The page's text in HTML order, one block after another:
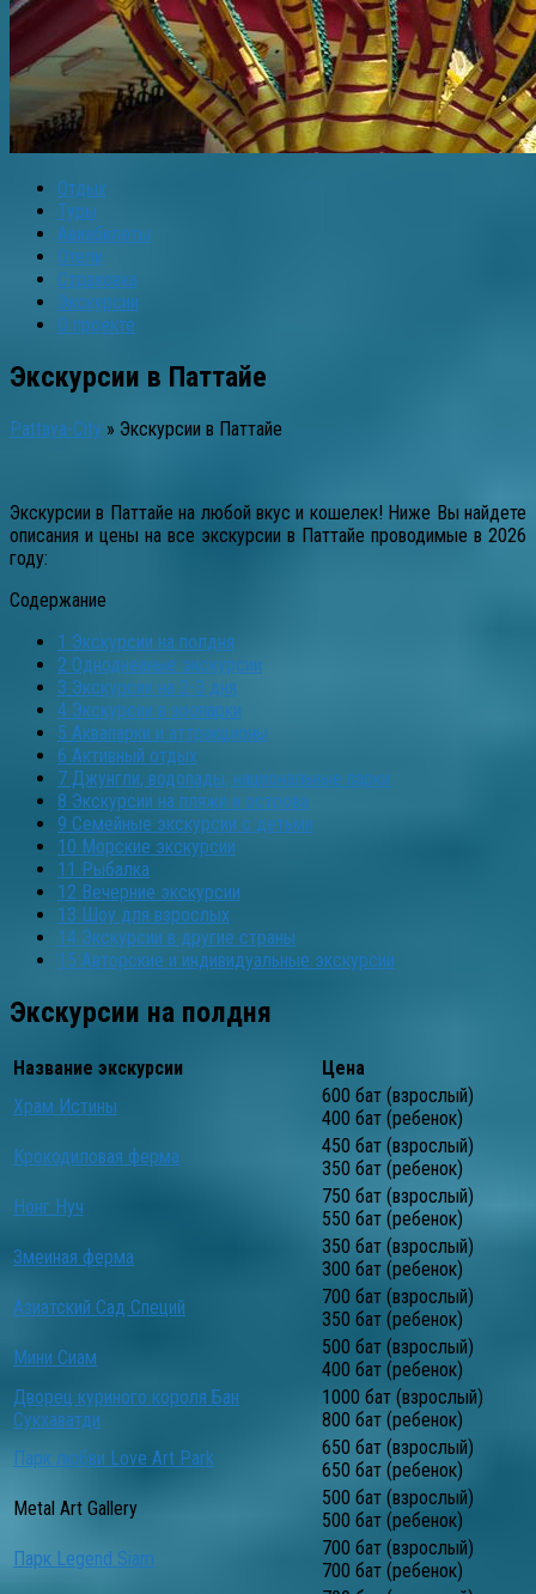
Отдых
Туры
Авиабилеты
Отели
Страховка
Экскурсии
О проекте
Экскурсии в Паттайе
Pattaya-City » Экскурсии в Паттайе
Экскурсии в Паттайе на любой вкус и кошелек! Ниже Вы найдете
описания и цены на все экскурсии в Паттайе проводимые в 2026
году:
Содержание
1 Экскурсии на полдня
2 Однодневные экскурсии
3 Экскурсии на 2-3 дня
4 Экскурсии в зоопарки
5 Аквапарки и аттракционы
6 Активный отдых
7 Джунгли, водопады, национальные парки
8 Экскурсии на пляжи и острова
9 Семейные экскурсии с детьми
10 Морские экскурсии
11 Рыбалка
12 Вечерние экскурсии
13 Шоу для взрослых
14 Экскурсии в другие страны
15 Авторские и индивидуальные экскурсии
Экскурсии на полдня
Название экскурсии
Цена
Храм Истины
600 бат (взрослый)
400 бат (ребенок)
Крокодиловая ферма
450 бат (взрослый)
350 бат (ребенок)
Нонг Нуч
750 бат (взрослый)
550 бат (ребенок)
Змеиная ферма
350 бат (взрослый)
300 бат (ребенок)
Азиатский Сад Специй
700 бат (взрослый)
350 бат (ребенок)
Мини Сиам
500 бат (взрослый)
400 бат (ребенок)
Дворец куриного короля Бан
Сукхаватди
1000 бат (взрослый)
800 бат (ребенок)
Парк любви Love Art Park
650 бат (взрослый)
650 бат (ребенок)
Metal Art Gallery
500 бат (взрослый)
500 бат (ребенок)
Парк Legend Siam
700 бат (взрослый)
700 бат (ребенок)